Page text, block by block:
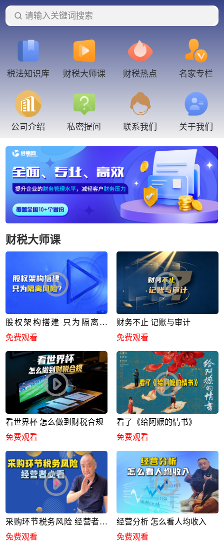
请输入关键词搜索
税法知识库 财税大师课 财税热点 名家专栏
公司介绍 私密提问 联系我们 关于我们
财税大师课
股权架构搭建 只为隔离风
险？
免费观看
财务不止 记账与审计
免费观看
看世界杯 怎么做到财税合规
免费观看
看了《给阿嬷的情书》
免费观看
采购环节税务风险 经营者必
看
免费观看
经营分析 怎么看人均收入
免费观看